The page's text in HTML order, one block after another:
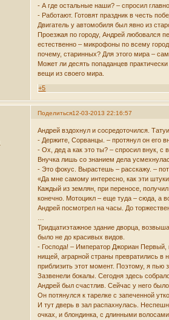
- А где остальные наши? – спросил
- Работают. Готовят праздник в честь
Двигатель у автомобиля был явно из
Проезжая по городу, Андрей любовался
естественно – микрофоны по всему
почему, старинных? Для этого мира –
Может ли десять попаданцев
вещи из своего мира.
+5
Поделиться12-03-2013 22:16:57
Андрей вздохнул и сосредоточился.
- Держите, Сорванцы. – протянул он его
- Ох, дед а как это ты? – спросил внук,
Внучка лишь со знанием дела
- Это фокус. Вырастешь – расскажу. –
«Да мне самому интересно, как эти
Каждый из землян, при переносе,
конечно. Мотоцикл – еще туда – сюда, а
Андрей посмотрел на часы. До
Тридцатиэтажное здание дворца,
было не до красивых видов.
- Господа! – Император Джориан Первый,
нищей, аграрной страны превратились
приблизить этот момент. Поэтому, я пью
Зазвенели бокалы. Сегодня здесь
Андрей был счастлив. Сейчас у него
Он потянулся к тарелке с запеченной
И тут дверь в зал распахнулась.
очках, и блондинка, с длинными